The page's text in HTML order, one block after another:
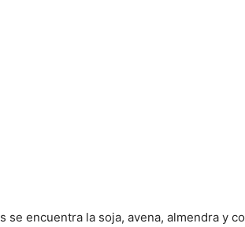
encuentra la soja, avena, almendra y